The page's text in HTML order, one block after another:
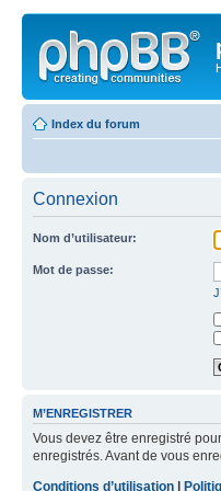
Index du forum
Connexion
Nom d’utilisateur:
Mot de passe:
M’ENREGISTRER
Vous devez être enregistré
enregistrés. Avant de vous
Conditions d’utilisation